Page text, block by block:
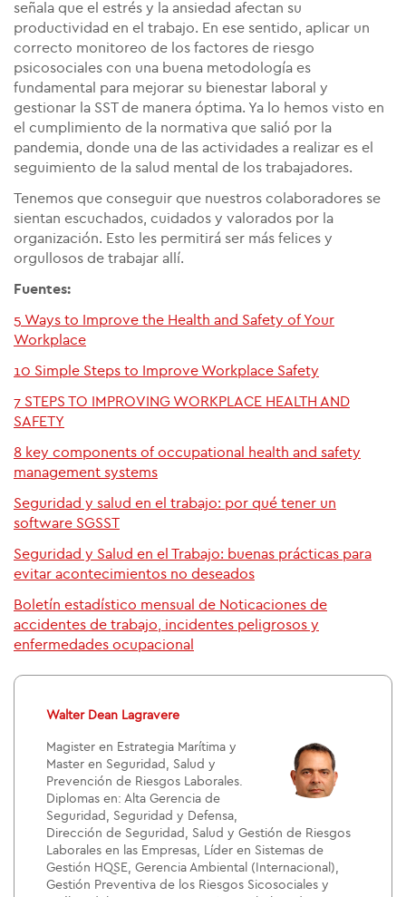
señala que el estrés y la ansiedad afectan su
productividad en el trabajo. En ese sentido, aplicar un
correcto monitoreo de los factores de riesgo
psicosociales con una buena metodología es
fundamental para mejorar su bienestar laboral y
gestionar la SST de manera óptima. Ya lo hemos visto en
el cumplimiento de la normativa que salió por la
pandemia, donde una de las actividades a realizar es el
seguimiento de la salud mental de los trabajadores.
Tenemos que conseguir que nuestros colaboradores se
sientan escuchados, cuidados y valorados por la
organización. Esto les permitirá ser más felices y
orgullosos de trabajar allí.
Fuentes:
5 Ways to Improve the Health and Safety of Your
Workplace
10 Simple Steps to Improve Workplace Safety
7 STEPS TO IMPROVING WORKPLACE HEALTH AND
SAFETY
8 key components of occupational health and safety
management systems
Seguridad y salud en el trabajo: por qué tener un
software SGSST
Seguridad y Salud en el Trabajo: buenas prácticas para
evitar acontecimientos no deseados
Boletín estadístico mensual de Noticaciones de
accidentes de trabajo, incidentes peligrosos y
enfermedades ocupacional
Walter Dean Lagravere
Magister en Estrategia Marítima y
Master en Seguridad, Salud y
Prevención de Riesgos Laborales.
Diplomas en: Alta Gerencia de
Seguridad, Seguridad y Defensa,
Dirección de Seguridad, Salud y Gestión de Riesgos
Laborales en las Empresas, Líder en Sistemas de
Gestión HQSE, Gerencia Ambiental (Internacional),
Gestión Preventiva de los Riesgos Sicosociales y